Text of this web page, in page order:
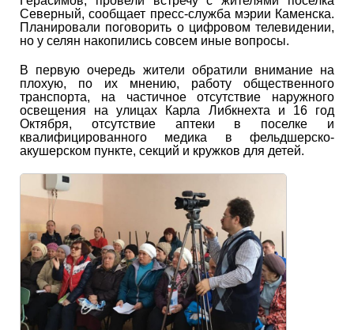
Северный, сообщает пресс-служба мэрии Каменска.
Планировали поговорить о цифровом телевидении,
но у селян накопились совсем иные вопросы.
В первую очередь жители обратили внимание на
плохую, по их мнению, работу общественного
транспорта, на частичное отсутствие наружного
освещения на улицах Карла Либкнехта и 16 год
Октября, отсутствие аптеки в поселке и
квалифицированного медика в фельдшерско-
акушерском пункте, секций и кружков для детей.